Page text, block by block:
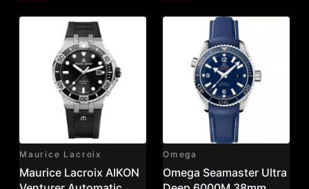
Maurice Lacroix
Maurice Lacroix AIKON
Omega
Omega Seamaster Ultra